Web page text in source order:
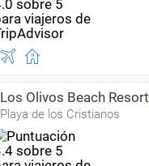
Los Olivos Beach Resort
Playa de los Cristianos